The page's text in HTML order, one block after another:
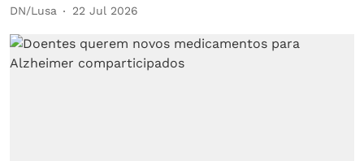
DN/Lusa 22 Jul 2026